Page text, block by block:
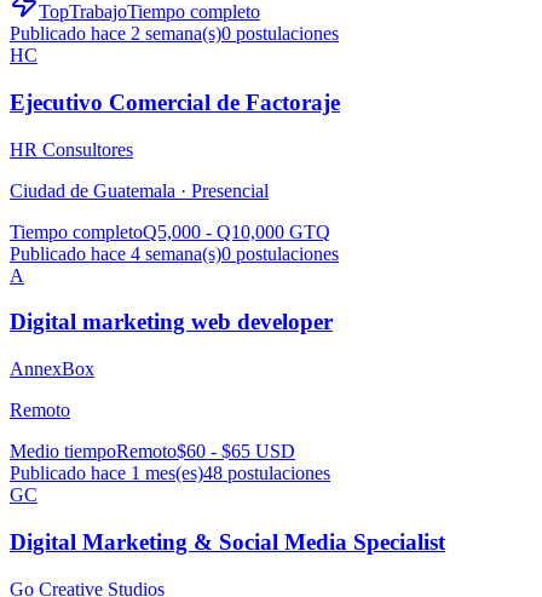
TopTrabajoTiempo completo
Publicado hace 2 semana(s)0 postulaciones
HC
Ejecutivo Comercial de Factoraje
HR Consultores
Ciudad de Guatemala · Presencial
Tiempo completoQ5,000 - Q10,000 GTQ
Publicado hace 4 semana(s)0 postulaciones
A
Digital marketing web developer
AnnexBox
Remoto
Medio tiempoRemoto$60 - $65 USD
Publicado hace 1 mes(es)48 postulaciones
GC
Digital Marketing & Social Media Specialist
Go Creative Studios